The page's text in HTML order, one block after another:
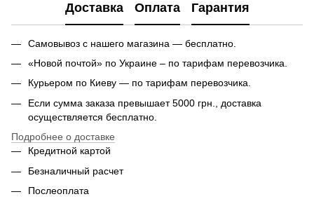
Доставка Оплата Гарантия
Самовывоз с нашего магазина — бесплатно.
«Новой почтой» по Украине – по тарифам перевозчика.
Курьером по Киеву — по тарифам перевозчика.
Если сумма заказа превышает 5000 грн., доставка
осуществляется бесплатно.
Подробнее о доставке
Кредитной картой
Безналичный расчет
Послеоплата